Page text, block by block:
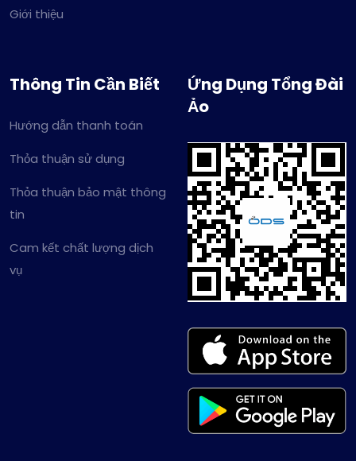
Giới thiệu
Thông Tin Cần Biết
Hướng dẫn thanh toán
Thỏa thuận sử dụng
Thỏa thuận bảo mật thông
tin
Cam kết chất lượng dịch
vụ
Ứng Dụng Tổng Đài
Ảo